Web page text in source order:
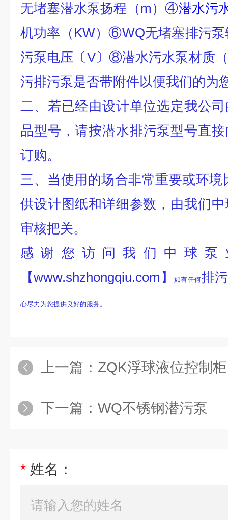
无堵塞潜水泵扬程（m）④潜水污
机功率（KW）⑥WQ无堵塞排污泵
污泵电压〔V〕⑧潜水污水泵材质
污排污泵是否带附件以便我们的为
二、若已经由设计单位选定我公
品型号，请按潜水排污泵型号直
订购。
三、当使用的场合非常重要或环
供设计图纸和详细参数，由我们
审核把关。
感谢您访问我们中球泵
【www.shzhongqiu.com】如有任何排
心尽力为您提供良好的服务。
上一篇： ZQK浮球液位控制柜
下一篇： WQ不锈钢潜污泵
* 姓名：